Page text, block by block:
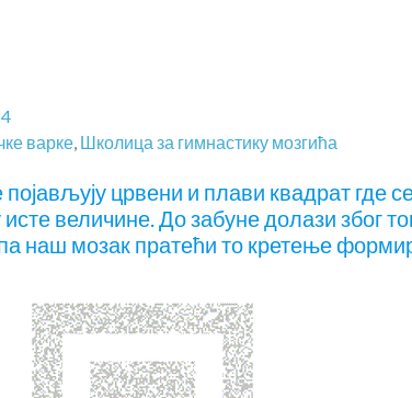
варке, Школица за гимнастику мозгића
црвени и плави квадрат где
величине. До забуне долази због
наш мозак пратећи то кретење